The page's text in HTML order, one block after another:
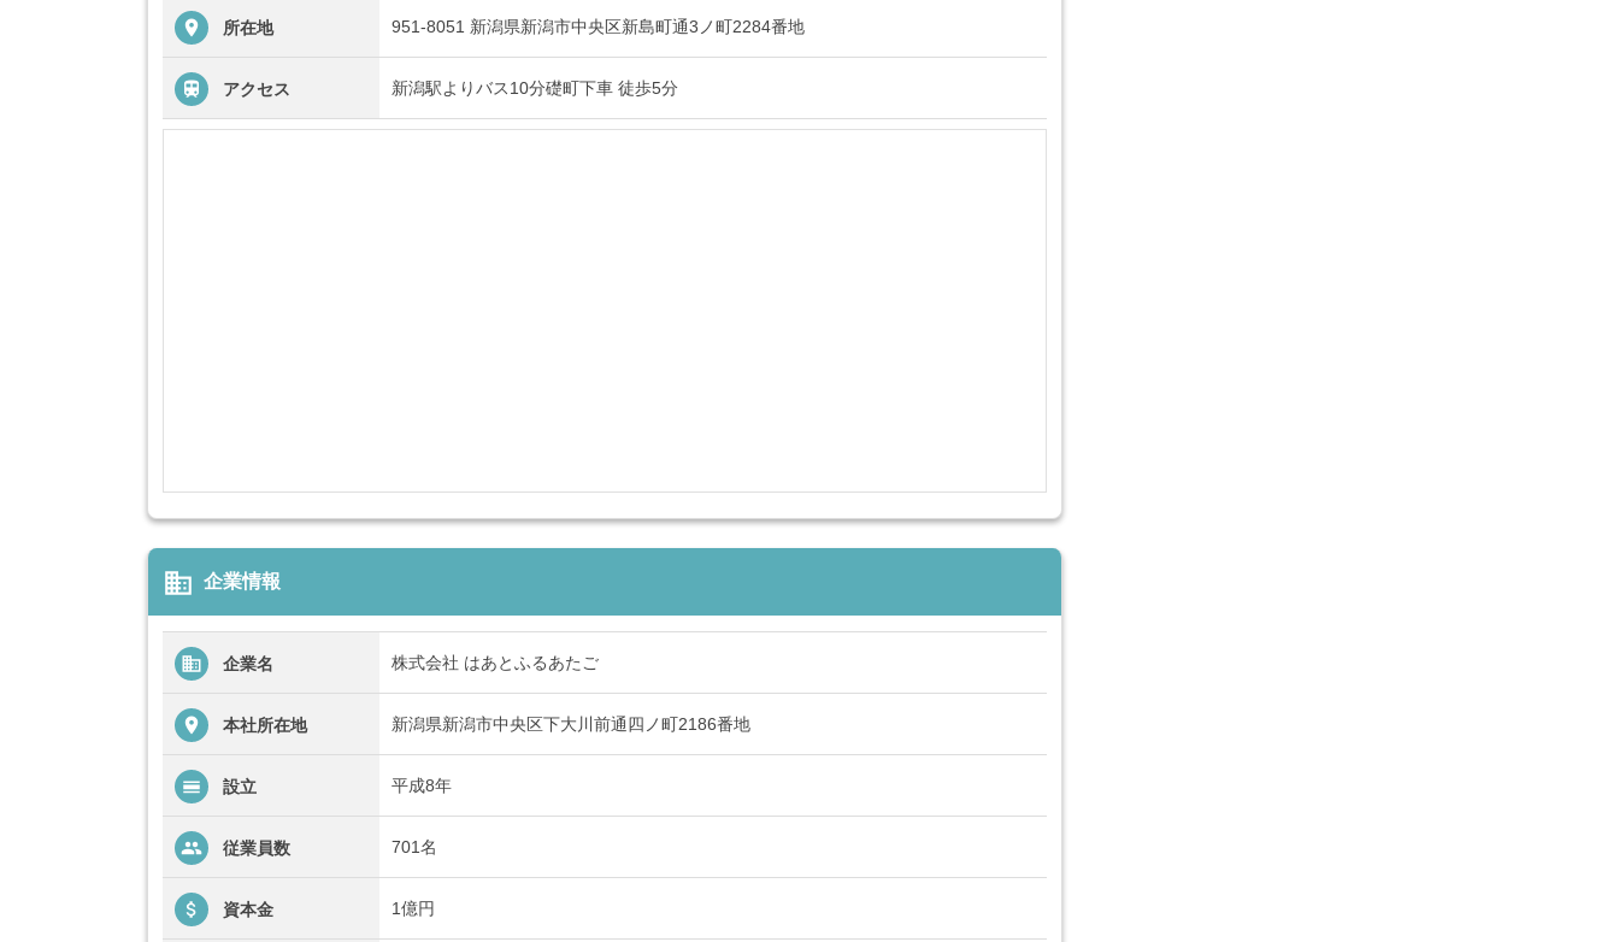
所在地 951-8051 新潟県新潟市中央区新島町通3ノ町2284番地
アクセス 新潟駅よりバス10分礎町下車 徒歩5分
business 企業情報
企業名 株式会社 はあとふるあたご
本社所在地 新潟県新潟市中央区下大川前通四ノ町2186番地
設立 平成8年
従業員数 701名
資本金 1億円